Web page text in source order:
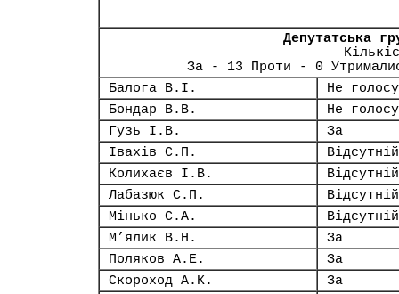
Депутатська
За - 13 Проти - 0
Балога В.І.
Не
Бондар В.В.
Не
Гузь І.В.
За
Івахів С.П.
Відсутній
Колихаєв І.В.
Відсутній
Лабазюк С.П.
Відсутній
Мінько С.А.
Відсутній
М’ялик В.Н.
За
Поляков А.Е.
За
Скороход А.К.
За